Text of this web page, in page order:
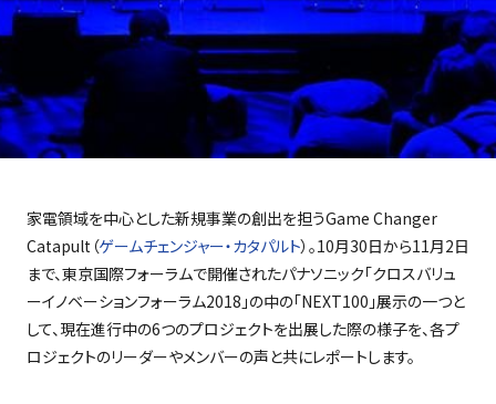
家電領域を中心とした新規事業の創出を担うGame Changer
Catapult （ゲームチェンジャー・カタパルト）。10月30日から11月2日
まで、東京国際フォーラムで開催されたパナソニック「クロスバリュ
ーイノベーションフォーラム2018 」の中の「NEXT100 」展示の一つと
して、現在進行中の6つのプロジェクトを出展した際の様子を、各プ
ロジェクトのリーダーやメンバーの声と共にレポートします。